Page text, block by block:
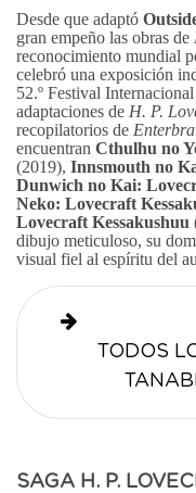
Desde que adaptó
gran empeño las obras de
reconocimiento mundial
celebró una exposición
52.º Festival
adaptaciones de H. P.
recopilatorios de
encuentran Cthulhu no
(2019), Innsmouth no
Dunwich no Kai:
Neko: Lovecraft
Lovecraft Kessakushuu
dibujo meticuloso, su
visual fiel al espíritu del
TODOS
SAGA H. P.